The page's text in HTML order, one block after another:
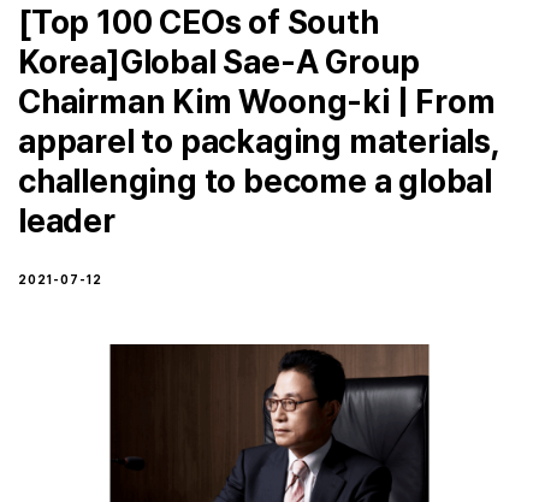
[Top 100 CEOs of South
Korea]Global Sae-A Group
Chairman Kim Woong-ki | From
apparel to packaging materials,
challenging to become a global
leader
2021-07-12